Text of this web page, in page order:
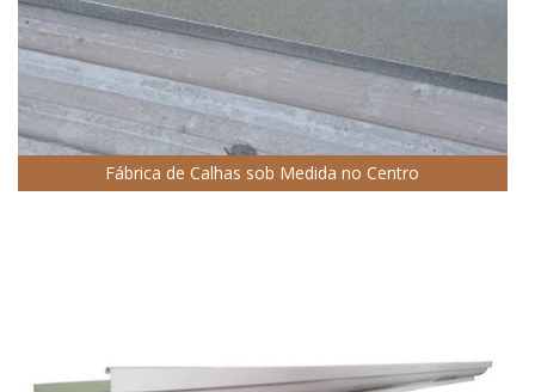
Fábrica de Calhas sob Medida no Centro